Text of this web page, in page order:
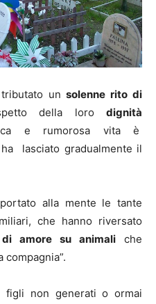
unsolenne rito di
della loro dignità
e rumorosa vita è
lasciato gradualmente il
alla mente le tante
che hanno riversato
amore su animaliche
figli non generati o ormai